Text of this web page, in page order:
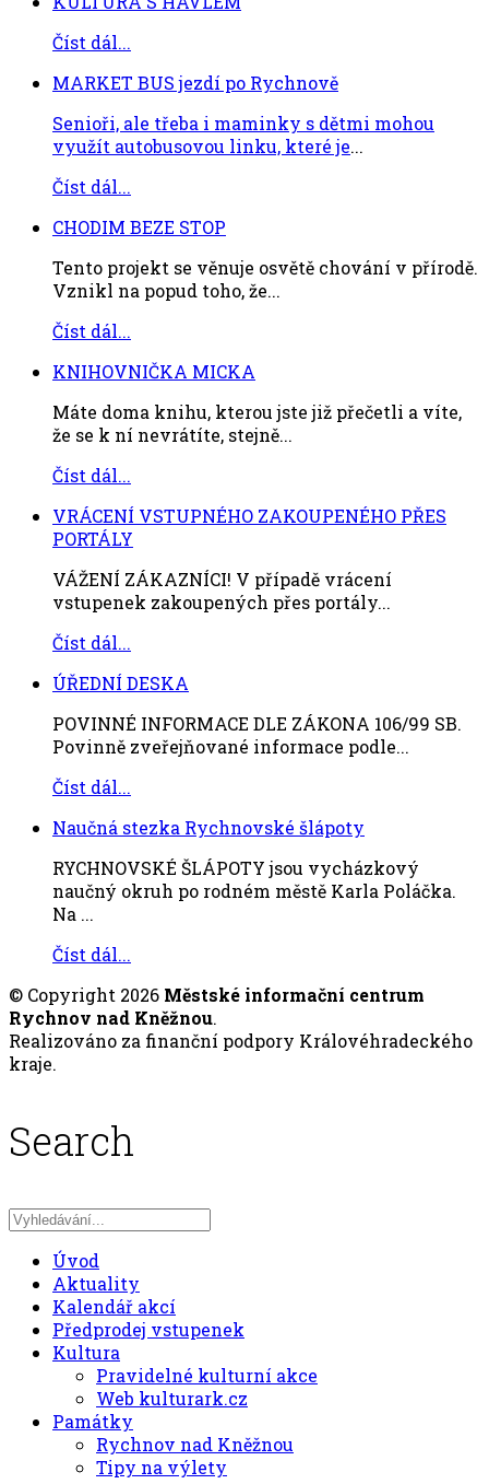
Číst dál...
MARKET BUS jezdí po Rychnově
Senioři, ale třeba i maminky s dětmi mohou
využít autobusovou linku, které je...
Číst dál...
CHODIM BEZE STOP
Tento projekt se věnuje osvětě chování v přírodě.
Vznikl na popud toho, že...
Číst dál...
KNIHOVNIČKA MICKA
Máte doma knihu, kterou jste již přečetli a víte,
že se k ní nevrátíte, stejně...
Číst dál...
VRÁCENÍ VSTUPNÉHO ZAKOUPENÉHO PŘES
PORTÁLY
VÁŽENÍ ZÁKAZNÍCI! V případě vrácení
vstupenek zakoupených přes portály...
Číst dál...
ÚŘEDNÍ DESKA
POVINNÉ INFORMACE DLE ZÁKONA 106/99 SB.
Povinně zveřejňované informace podle...
Číst dál...
Naučná stezka Rychnovské šlápoty
RYCHNOVSKÉ ŠLÁPOTY jsou vycházkový
naučný okruh po rodném městě Karla Poláčka.
Na ...
Číst dál...
© Copyright 2026 Městské informační centrum
Rychnov nad Kněžnou.
Realizováno za finanční podpory Královéhradeckého
kraje.
Search
Úvod
Aktuality
Kalendář akcí
Předprodej vstupenek
Kultura
Pravidelné kulturní akce
Web kulturark.cz
Památky
Rychnov nad Kněžnou
Tipy na výlety